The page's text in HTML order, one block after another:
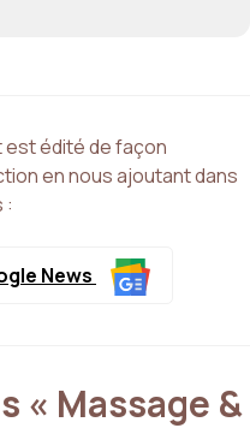
édité de façon
en nous ajoutant dans
:
News
« Massage &